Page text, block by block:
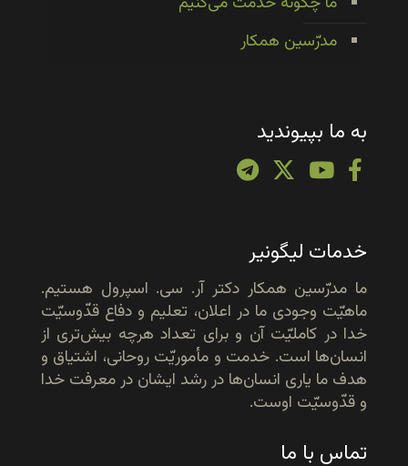
مدرّسین همکار
به ما بپیوندید
خدمات لیگونیر
ما مدرّسین همکار دکتر آر. سی. اسپرول هستیم.
ماهیّت وجودی ما در اعلان، تعلیم و دفاع قدّوسیّت
خدا در کاملیّت آن و برای تعداد هرچه بیش‌تری از
انسان‌ها است. خدمت و مأموریّت روحانی، اشتیاق و
هدف ما یاری انسان‌ها در رشد ایشان در معرفت خدا
و قدّوسیّت اوست.
تماس با ما